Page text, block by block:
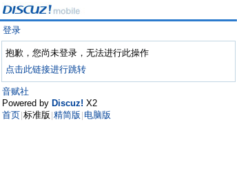
登录
抱歉，您尚未登录，无法进行此操作
点击此链接进行跳转
音赋社
Powered by Discuz! X2
首页 标准版 精简版 电脑版